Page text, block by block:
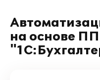
на основе ПП